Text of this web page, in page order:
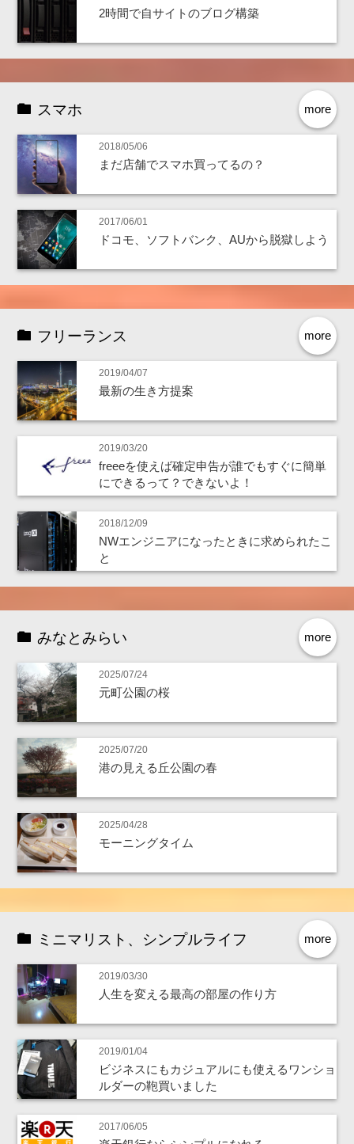
2時間で自サイトのブログ構築
more
スマホ
2018/05/06
まだ店舗でスマホ買ってるの？
2017/06/01
ドコモ、ソフトバンク、AUから脱獄しよう
more
フリーランス
2019/04/07
最新の生き方提案
2019/03/20
freeeを使えば確定申告が誰でもすぐに簡単
にできるって？できないよ！
2018/12/09
NWエンジニアになったときに求められたこ
と
more
みなとみらい
2025/07/24
元町公園の桜
2025/07/20
港の見える丘公園の春
2025/04/28
モーニングタイム
more
ミニマリスト、シンプルライフ
2019/03/30
人生を変える最高の部屋の作り方
2019/01/04
ビジネスにもカジュアルにも使えるワンショ
ルダーの鞄買いました
2017/06/05